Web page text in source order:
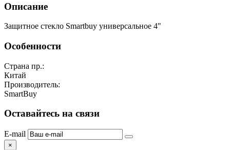
Описание
Защитное стекло Smartbuy универсальное 4"
Особенности
Страна пр.:
Китай
Производитель:
SmartBuy
Оставайтесь на связи
E-mail
×